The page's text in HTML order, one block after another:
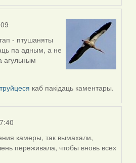
- птушаняты
па адным, а не
агульным
каб пакідаць каментары.
камеры, так вымахали,
переживала, чтобы вновь всех